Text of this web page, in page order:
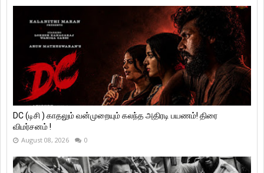
DC (டிசி ) காதலும் வன்முறையும் கலந்த அதிரடி பயணம்! திரை
விமர்சனம் !
August 08, 2026 0